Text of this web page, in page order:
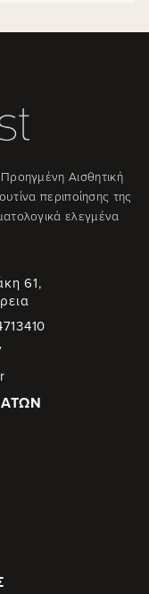
Αισθητική
περιποίησης της
ελεγμένα
61,